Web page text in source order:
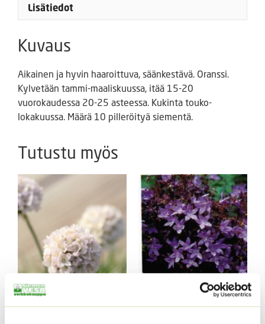
Lisätiedot
Kuvaus
Aikainen ja hyvin haaroittuva, säänkestävä. Oranssi.
Kylvetään tammi-maaliskuussa, itää 15-20
vuorokaudessa 20-25 asteessa. Kukinta touko-
lokakuussa. Määrä 10 pilleröityä siementä.
Tutustu myös